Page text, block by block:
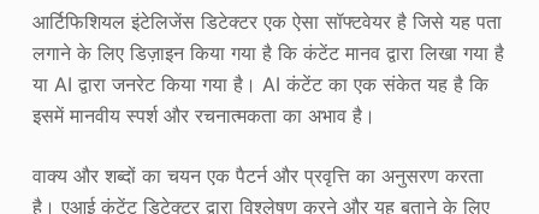
आर्टिफिशियल इंटेलिजेंस डिटेक्टर एक ऐसा सॉफ्टवेयर है जिसे यह पता
लगाने के लिए डिज़ाइन किया गया है कि कंटेंट मानव द्वारा लिखा गया है
या AI द्वारा जनरेट किया गया है। AI कंटेंट का एक संकेत यह है कि
इसमें मानवीय स्पर्श और रचनात्मकता का अभाव है।
वाक्य और शब्दों का चयन एक पैटर्न और प्रवृत्ति का अनुसरण करता
है। एआई कंटेंट डिटेक्टर द्वारा विश्लेषण करने और यह बताने के लिए